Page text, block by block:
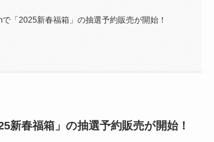
「2025新春福箱」の抽選予約販売が開始！
春福箱」の抽選予約販売が開始！